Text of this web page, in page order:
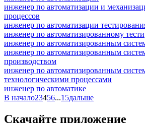
инженер по автоматизации и
процессов
инженер по автоматизации
инженер по автоматизированному
инженер по автоматизированным
инженер по автоматизированным
производством
инженер по автоматизированным
технологическими процессами
инженер по автоматике
В начало23456...15дальше
Скачайте приложение